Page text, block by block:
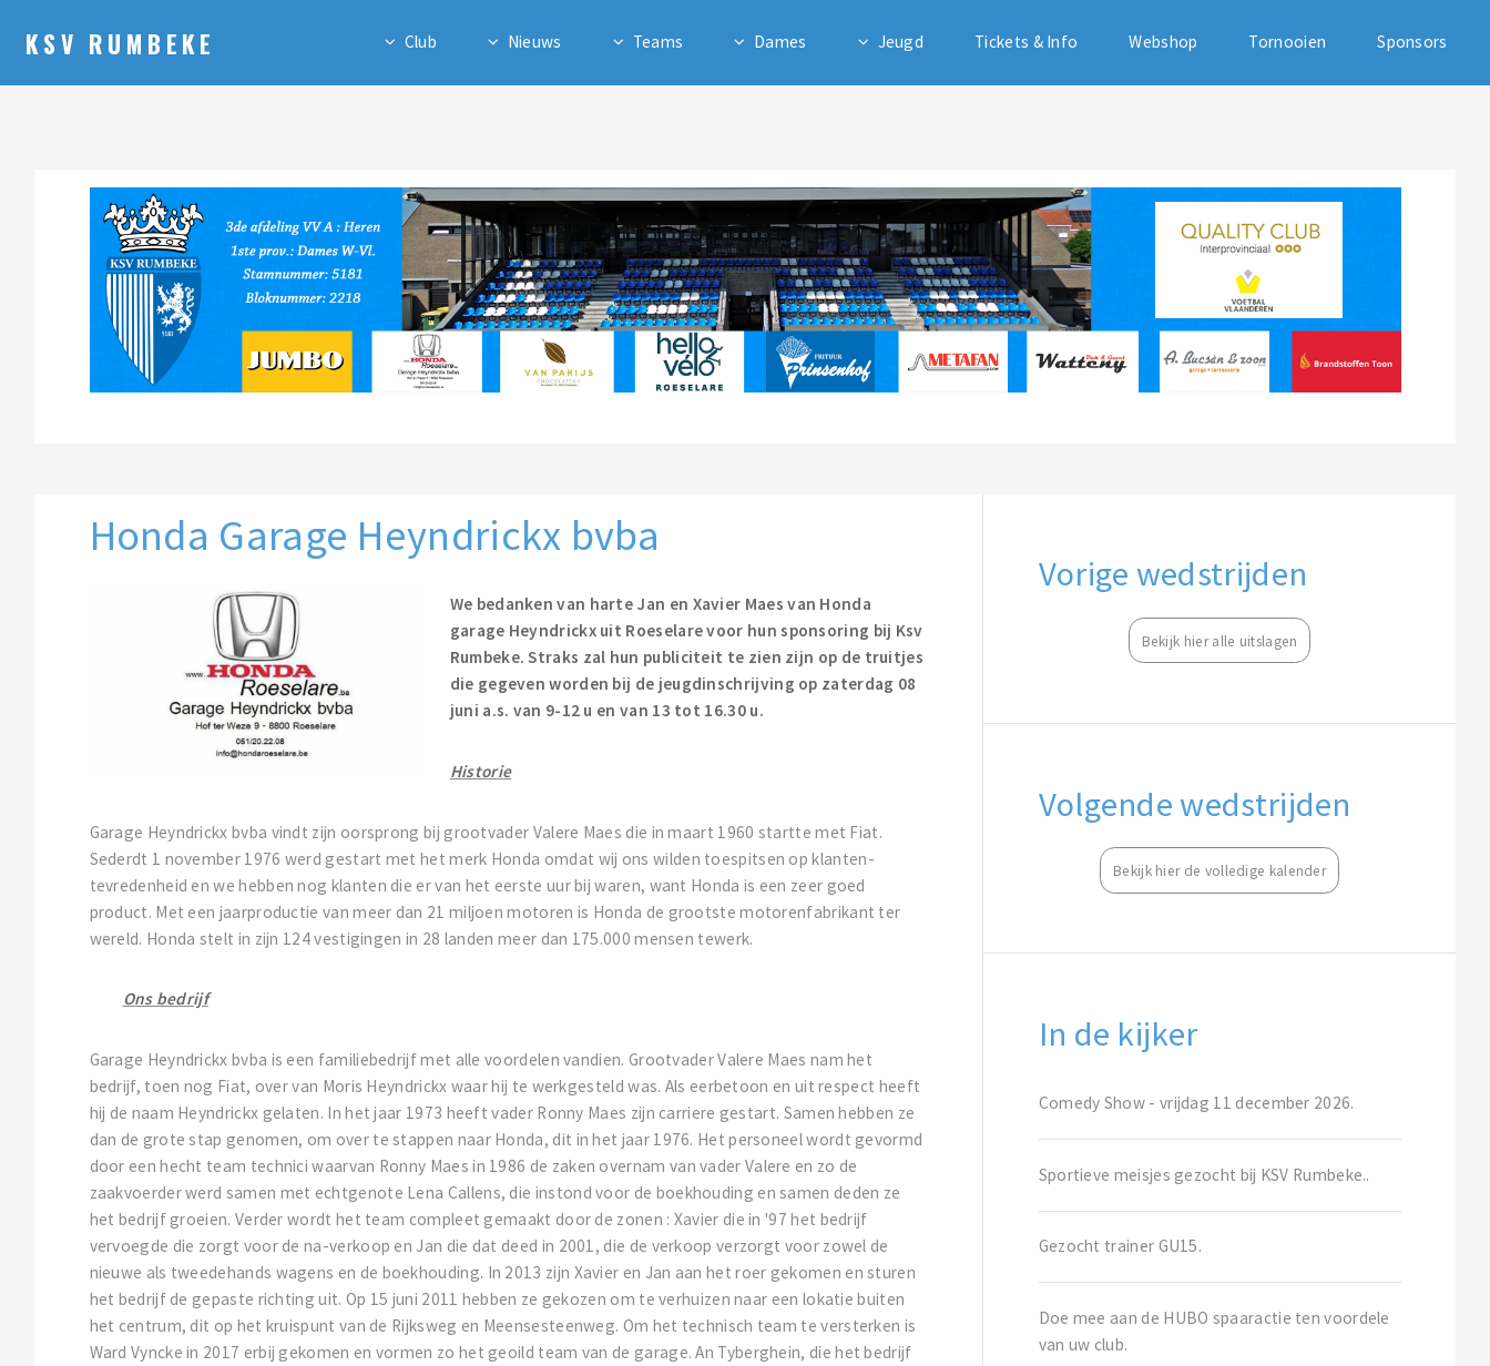
KSV RUMBEKE Club Nieuws Teams Dames Jeugd Tickets & Info Webshop Tornooien Sponsors
Honda Garage Heyndrickx bvba
We bedanken van harte Jan en Xavier Maes van Honda
garage Heyndrickx uit Roeselare voor hun sponsoring bij Ksv
Rumbeke. Straks zal hun publiciteit te zien zijn op de truitjes
die gegeven worden bij de jeugdinschrijving op zaterdag 08
juni a.s. van 9-12 u en van 13 tot 16.30 u.
Historie
Garage Heyndrickx bvba vindt zijn oorsprong bij grootvader Valere Maes die in maart 1960 startte met Fiat.
Sederdt 1 november 1976 werd gestart met het merk Honda omdat wij ons wilden toespitsen op klanten-
tevredenheid en we hebben nog klanten die er van het eerste uur bij waren, want Honda is een zeer goed
product. Met een jaarproductie van meer dan 21 miljoen motoren is Honda de grootste motorenfabrikant ter
wereld. Honda stelt in zijn 124 vestigingen in 28 landen meer dan 175.000 mensen tewerk.
Ons bedrijf
Garage Heyndrickx bvba is een familiebedrijf met alle voordelen vandien. Grootvader Valere Maes nam het
bedrijf, toen nog Fiat, over van Moris Heyndrickx waar hij te werkgesteld was. Als eerbetoon en uit respect heeft
hij de naam Heyndrickx gelaten. In het jaar 1973 heeft vader Ronny Maes zijn carriere gestart. Samen hebben ze
dan de grote stap genomen, om over te stappen naar Honda, dit in het jaar 1976. Het personeel wordt gevormd
door een hecht team technici waarvan Ronny Maes in 1986 de zaken overnam van vader Valere en zo de
zaakvoerder werd samen met echtgenote Lena Callens, die instond voor de boekhouding en samen deden ze
het bedrijf groeien. Verder wordt het team compleet gemaakt door de zonen : Xavier die in '97 het bedrijf
vervoegde die zorgt voor de na-verkoop en Jan die dat deed in 2001, die de verkoop verzorgt voor zowel de
nieuwe als tweedehands wagens en de boekhouding. In 2013 zijn Xavier en Jan aan het roer gekomen en sturen
het bedrijf de gepaste richting uit. Op 15 juni 2011 hebben ze gekozen om te verhuizen naar een lokatie buiten
het centrum, dit op het kruispunt van de Rijksweg en Meensesteenweg. Om het technisch team te versterken is
Ward Vyncke in 2017 erbij gekomen en vormen zo het geoild team van de garage. An Tyberghein, die het bedrijf
Vorige wedstrijden
Bekijk hier alle uitslagen
Volgende wedstrijden
Bekijk hier de volledige kalender
In de kijker
Comedy Show - vrijdag 11 december 2026.
Sportieve meisjes gezocht bij KSV Rumbeke..
Gezocht trainer GU15.
Doe mee aan de HUBO spaaractie ten voordele
van uw club.